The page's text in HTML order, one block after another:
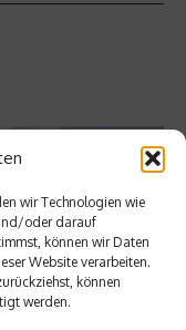
wir Technologien wie
oder darauf
können wir Daten
Website verarbeiten.
können
werden.
– Neue
gehen an den